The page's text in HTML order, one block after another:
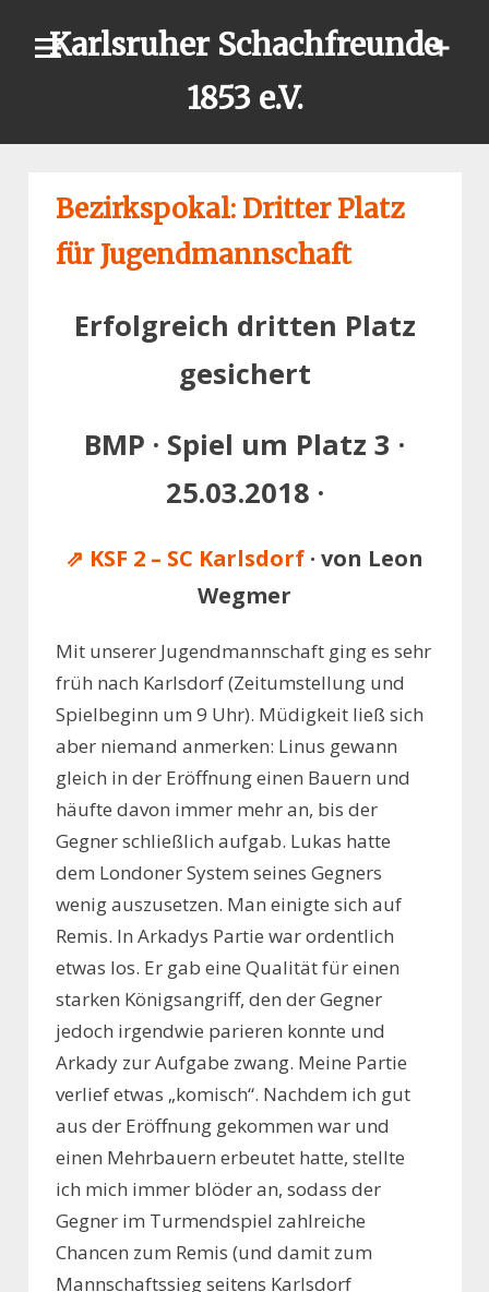
Karlsruher Schachfreunde
1853 e.V.
Bezirkspokal: Dritter Platz
für Jugendmannschaft
Erfolgreich dritten Platz
gesichert
BMP · Spiel um Platz 3 ·
25.03.2018 ·
⇗ KSF 2 – SC Karlsdorf · von Leon
Wegmer
Mit unserer Jugendmannschaft ging es sehr
früh nach Karlsdorf (Zeitumstellung und
Spielbeginn um 9 Uhr). Müdigkeit ließ sich
aber niemand anmerken: Linus gewann
gleich in der Eröffnung einen Bauern und
häufte davon immer mehr an, bis der
Gegner schließlich aufgab. Lukas hatte
dem Londoner System seines Gegners
wenig auszusetzen. Man einigte sich auf
Remis. In Arkadys Partie war ordentlich
etwas los. Er gab eine Qualität für einen
starken Königsangriff, den der Gegner
jedoch irgendwie parieren konnte und
Arkady zur Aufgabe zwang. Meine Partie
verlief etwas „komisch“. Nachdem ich gut
aus der Eröffnung gekommen war und
einen Mehrbauern erbeutet hatte, stellte
ich mich immer blöder an, sodass der
Gegner im Turmendspiel zahlreiche
Chancen zum Remis (und damit zum
Mannschaftssieg seitens Karlsdorf